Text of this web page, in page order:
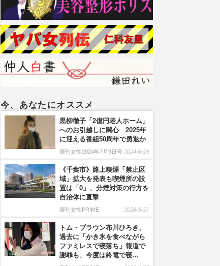
趣里主演ドラマ『大空港』
が税関とのコラボポスター
解禁も“皮肉すぎるタイミン
グ”… 三山凌輝の密会報道
を連想させる“キャッチコピ
ー”
今、あなたにオススメ
黒柳徹子「2億円老人ホーム」
へのお引越しに関心 2025年
に迎える番組50周年で勇退か
週刊女性2024年7月9日号 2024/6/25
《千葉市》路上喫煙「禁止区
域」拡大を発表も喫煙所の設
置は「0」、分煙対策の行方を
自治体に直撃
週刊女性PRIME 2026/5/27
トム・ブラウン布川ひろき、
過去に「かき氷を食べながら
ファミレスで寝落ち」報道で
謝罪も、今度は終電で寝…